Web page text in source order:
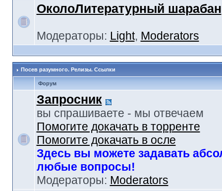
ОколоЛитературный шарабан
Модераторы: Light, Moderators
Посев разумного. Релизы. Ссылки
Форум
Запросник
вы спрашиваете - мы отвечаем
Помогите докачать в торренте
Помогите докачать в осле
Здесь вы можете задавать
любые вопросы!
Модераторы: Moderators